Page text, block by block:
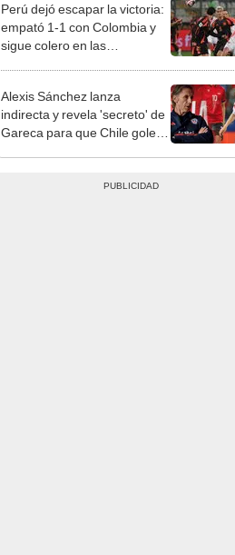
Perú dejó escapar la victoria:
empató 1-1 con Colombia y
sigue colero en las
Alexis Sánchez lanza
indirecta y revela 'secreto' de
Gareca para que Chile golee